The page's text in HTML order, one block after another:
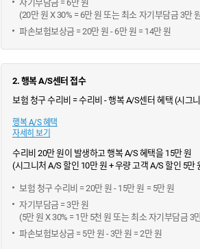
자기부담금 = 6만 원
(20만 원 X 30% = 6만 원 또는 최소 자기부담금 3만
파손보험보상금 = 20만 원 - 6만 원 = 14만 원
2. 행복 A/S센터 접수
보험 청구 수리비 = 수리비 - 행복 A/S센터 혜택 (시그
행복 A/S 혜택
자세히 보기
수리비 20만 원이 발생하고 행복 A/S 혜택을 15만 원
(시그니처 A/S 할인 10만 원 + 우량 고객 A/S 할인 5만
보험 청구 수리비 = 20만 원 - 15만 원 = 5만 원
자기부담금 = 3만 원
(5만 원 X 30% = 1만 5천 원 또는 최소 자기부담금 3
파손보험보상금 = 5만 원 - 3만 원 = 2만 원